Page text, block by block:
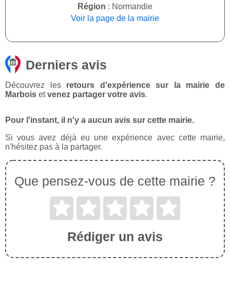
Région : Normandie
Voir la page de la mairie
Derniers avis
Découvrez les retours d'expérience sur la mairie de
Marbois etvenez partager votre avis.
Pour l'instant, il n'y a aucun avis sur cette mairie.
Si vous avez déjà eu une expérience avec cette mairie,
n'hésitez pas à la partager.
Que pensez-vous de cette mairie ?
Rédiger un avis